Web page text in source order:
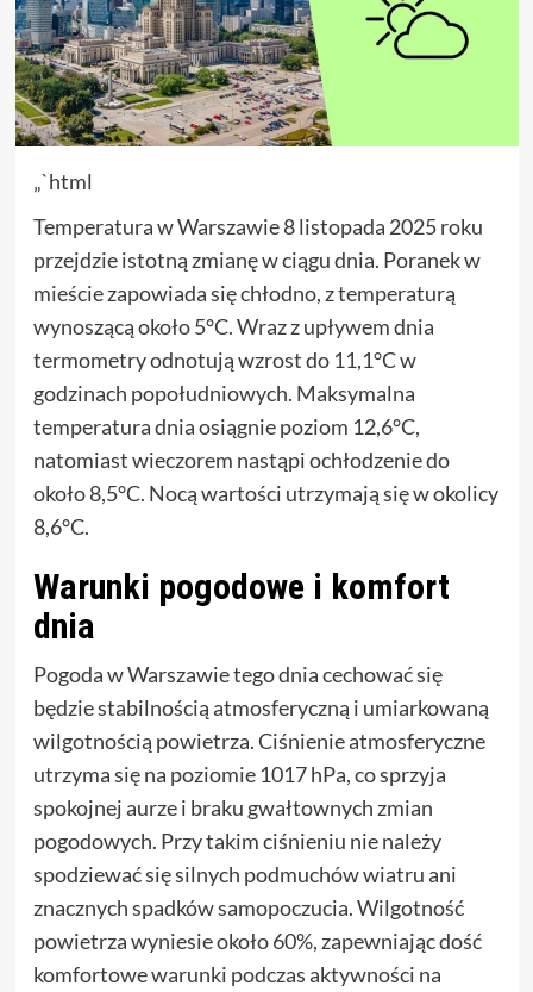
„`html
Temperatura w Warszawie 8 listopada 2025 roku
przejdzie istotną zmianę w ciągu dnia. Poranek w
mieście zapowiada się chłodno, z temperaturą
wynoszącą około 5°C. Wraz z upływem dnia
termometry odnotują wzrost do 11,1°C w
godzinach popołudniowych. Maksymalna
temperatura dnia osiągnie poziom 12,6°C,
natomiast wieczorem nastąpi ochłodzenie do
około 8,5°C. Nocą wartości utrzymają się w okolicy
8,6°C.
Warunki pogodowe i komfort
dnia
Pogoda w Warszawie tego dnia cechować się
będzie stabilnością atmosferyczną i umiarkowaną
wilgotnością powietrza. Ciśnienie atmosferyczne
utrzyma się na poziomie 1017 hPa, co sprzyja
spokojnej aurze i braku gwałtownych zmian
pogodowych. Przy takim ciśnieniu nie należy
spodziewać się silnych podmuchów wiatru ani
znacznych spadków samopoczucia. Wilgotność
powietrza wyniesie około 60%, zapewniając dość
komfortowe warunki podczas aktywności na